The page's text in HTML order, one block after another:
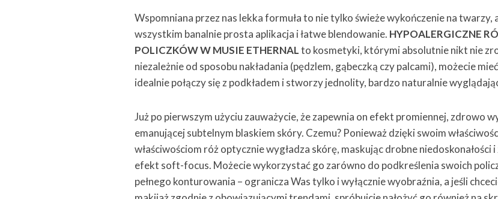
Wspomniana przez nas lekka formuła to nie tylko świeże wykończenie na twarzy,
wszystkim banalnie prosta aplikacja i łatwe blendowanie. HYPOALERGICZNE
POLICZKÓW W MUSIE ETHERNALto kosmetyki, którymi absolutnie nikt nie
niezależnie od sposobu nakładania (pędzlem, gąbeczką czy palcami), możecie
idealnie połączy się z podkładem i stworzy jednolity, bardzo naturalnie
Już po pierwszym użyciu zauważycie, że zapewnia on efekt promiennej, zdrowo
emanującej subtelnym blaskiem skóry. Czemu? Ponieważ dzięki swoim
właściwościom róż optycznie wygładza skórę, maskując drobne niedoskonałości
efekt soft-focus. Możecie wykorzystać go zarówno do podkreślenia swoich
pełnego konturowania – ogranicza Was tylko i wyłącznie wyobraźnia, a jeśli